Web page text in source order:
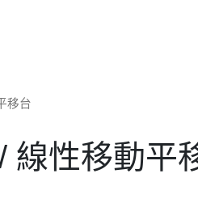
移台
線性移動平